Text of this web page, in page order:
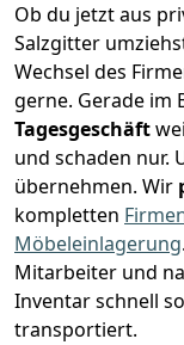
Ob du jetzt aus
Salzgitter
Wechsel des
gerne. Gerade im
Tagesgeschäft
und schaden nur.
übernehmen. Wir
kompletten
Möbeleinlagerung
Mitarbeiter und
Inventar schnell
transportiert.